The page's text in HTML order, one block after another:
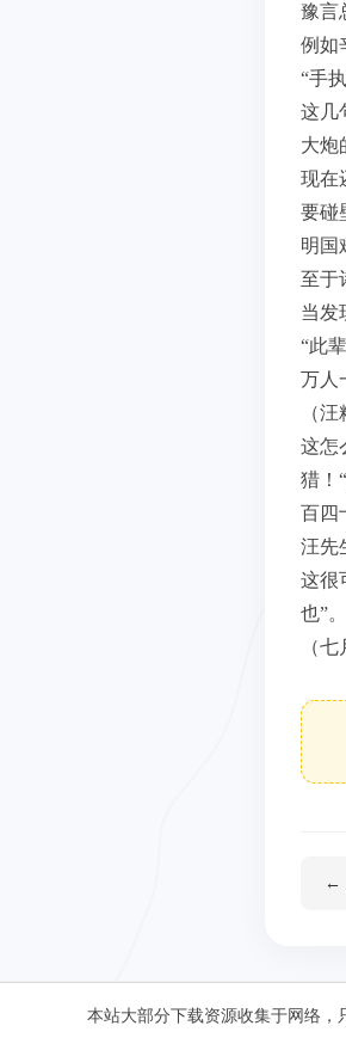
豫言
例如
“手
这几
大炮
现在
要碰
明国
至于
当发
“此
万人
（
这怎
猎！
百四
汪先
这很
也”。
（
←
本站大部分下载资源收集于网络，